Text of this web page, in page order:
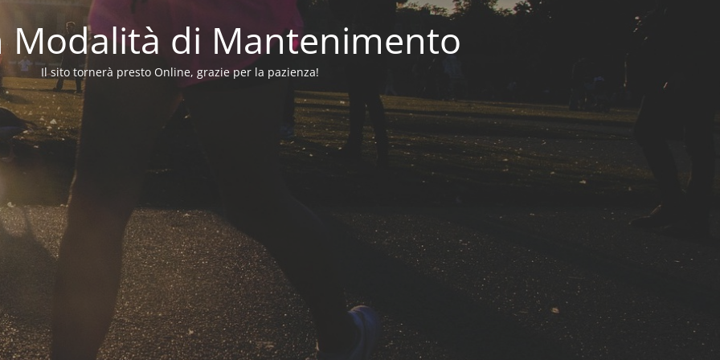
Modalità di Mantenimento
Il sito tornerà presto Online, grazie per la pazienza!